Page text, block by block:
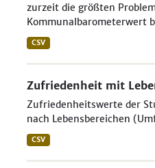
zurzeit die größten
Kommunalbarometerwert
CSV
Zufriedenheit mit
Zufriedenheitswerte der
nach Lebensbereichen
CSV